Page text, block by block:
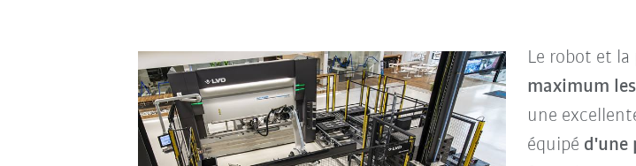
Le robot et la
maximum
une
équipé d'une